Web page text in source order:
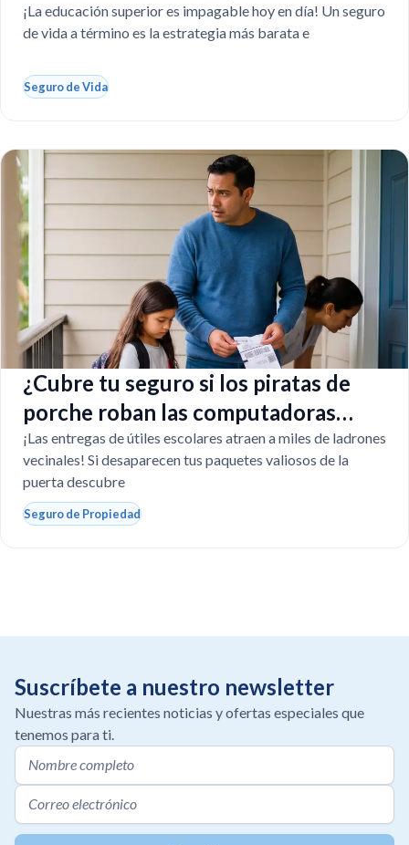
faltas
¡La educación superior es impagable hoy en día! Un seguro
de vida a término es la estrategia más barata e
Seguro de Vida
¿Cubre tu seguro si los piratas de
porche roban las computadoras
escolares?
¡Las entregas de útiles escolares atraen a miles de ladrones
vecinales! Si desaparecen tus paquetes valiosos de la
puerta descubre
Seguro de Propiedad
Suscríbete a nuestro newsletter
Nuestras más recientes noticias y ofertas especiales que
tenemos para ti.